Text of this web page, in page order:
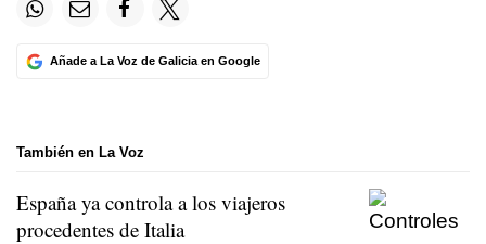
Añade a La Voz de Galicia en Google
También en La Voz
España ya controla a los viajeros
procedentes de Italia